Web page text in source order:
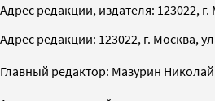
Адрес редакции, издателя: 123022, г.
Адрес редакции: 123022, г. Москва,
Главный редактор: Мазурин